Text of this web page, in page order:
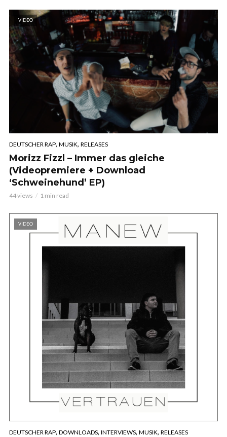
VIDEO
DEUTSCHER RAP, MUSIK, RELEASES
Morizz Fizzl – Immer das gleiche
(Videopremiere + Download
‘Schweinehund’ EP)
44 views 1 min read
VIDEO
DEUTSCHER RAP, DOWNLOADS, INTERVIEWS, MUSIK, RELEASES